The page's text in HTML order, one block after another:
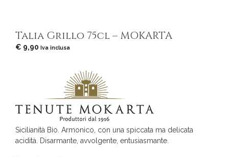
Talia Grillo 75cl – MOKARTA
€ 9,90 Iva inclusa
Sicilianità Bio. Armonico, con una spiccata ma delicata
acidità. Disarmante, avvolgente, entusiasmante.